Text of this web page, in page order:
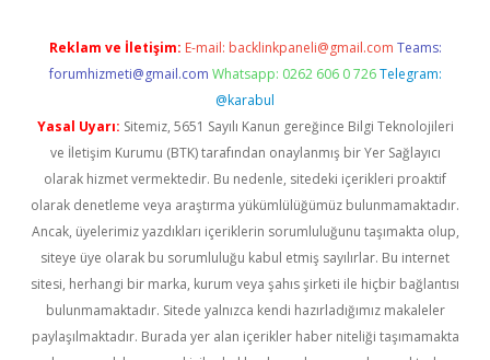
Reklam ve İletişim: E-mail: backlinkpaneli@gmail.com Teams:
forumhizmeti@gmail.com Whatsapp: 0262 606 0 726 Telegram:
@karabul
Yasal Uyarı: Sitemiz, 5651 Sayılı Kanun gereğince Bilgi Teknolojileri
ve İletişim Kurumu (BTK) tarafından onaylanmış bir Yer Sağlayıcı
olarak hizmet vermektedir. Bu nedenle, sitedeki içerikleri proaktif
olarak denetleme veya araştırma yükümlülüğümüz bulunmamaktadır.
Ancak, üyelerimiz yazdıkları içeriklerin sorumluluğunu taşımakta olup,
siteye üye olarak bu sorumluluğu kabul etmiş sayılırlar. Bu internet
sitesi, herhangi bir marka, kurum veya şahıs şirketi ile hiçbir bağlantısı
bulunmamaktadır. Sitede yalnızca kendi hazırladığımız makaleler
paylaşılmaktadır. Burada yer alan içerikler haber niteliği taşımamakta